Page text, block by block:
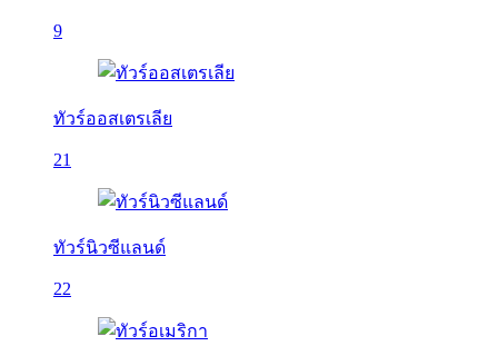
9
ทัวร์ออสเตรเลีย
21
ทัวร์นิวซีแลนด์
22